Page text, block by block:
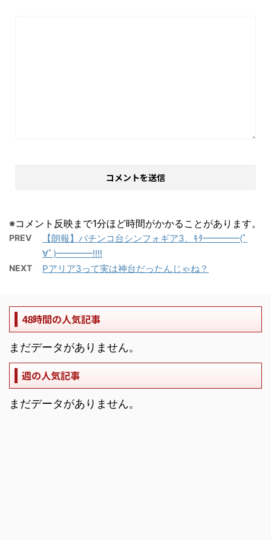
※コメント反映まで1分ほど時間がかかることがあります。
PREV
【朗報】パチンコ台シンフォギア3、ｷﾀ━━━━(ﾟ
∀ﾟ)━━━━!!!!
NEXT Pアリア3って実は神台だったんじゃね？
48時間の人気記事
まだデータがありません。
週の人気記事
まだデータがありません。